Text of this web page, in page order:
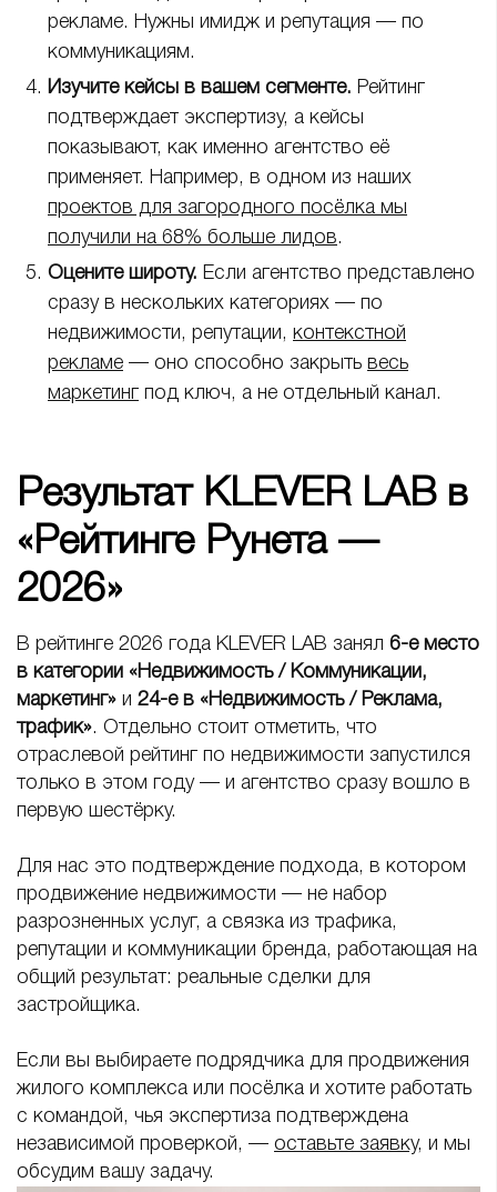
рекламе. Нужны имидж и репутация — по
коммуникациям.
Изучите кейсы в вашем сегменте. Рейтинг
подтверждает экспертизу, а кейсы
показывают, как именно агентство её
применяет. Например, в одном из наших
проектов для загородного посёлка мы
получили на 68% больше лидов.
Оцените широту. Если агентство представлено
сразу в нескольких категориях — по
недвижимости, репутации, контекстной
рекламе — оно способно закрыть весь
маркетинг под ключ, а не отдельный канал.
Результат KLEVER LAB в
«Рейтинге Рунета —
2026»
В рейтинге 2026 года KLEVER LAB занял 6-е место
в категории «Недвижимость / Коммуникации,
маркетинг» и 24-е в «Недвижимость / Реклама,
трафик». Отдельно стоит отметить, что
отраслевой рейтинг по недвижимости запустился
только в этом году — и агентство сразу вошло в
первую шестёрку.
Для нас это подтверждение подхода, в котором
продвижение недвижимости — не набор
разрозненных услуг, а связка из трафика,
репутации и коммуникации бренда, работающая на
общий результат: реальные сделки для
застройщика.
Если вы выбираете подрядчика для продвижения
жилого комплекса или посёлка и хотите работать
с командой, чья экспертиза подтверждена
независимой проверкой, — оставьте заявку, и мы
обсудим вашу задачу.